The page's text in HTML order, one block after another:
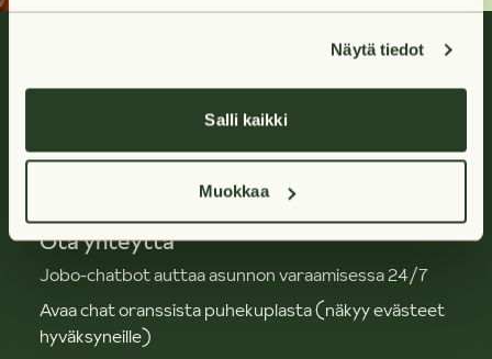
Näytä tiedot
Salli kaikki
Muokkaa
Ota yhteyttä
Jobo-chatbot auttaa asunnon varaamisessa 24/7
Avaa chat oranssista puhekuplasta (näkyy evästeet
hyväksyneille)